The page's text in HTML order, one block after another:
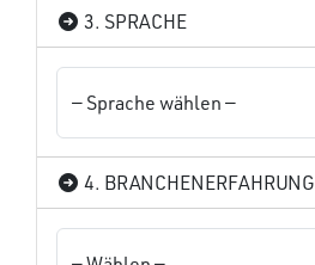
3. SPRACHE
4. BRANCHENERFAHRUNG